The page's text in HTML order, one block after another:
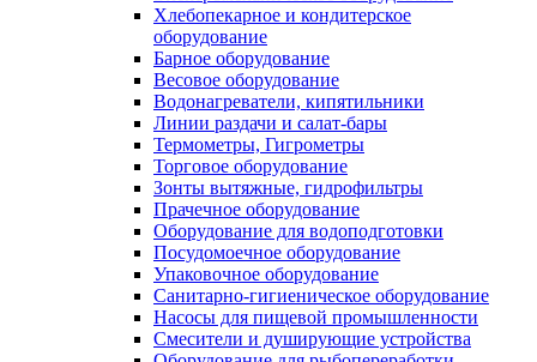
Хлебопекарное и кондитерское
оборудование
Барное оборудование
Весовое оборудование
Водонагреватели, кипятильники
Линии раздачи и салат-бары
Термометры, Гигрометры
Торговое оборудование
Зонты вытяжные, гидрофильтры
Прачечное оборудование
Оборудование для водоподготовки
Посудомоечное оборудование
Упаковочное оборудование
Санитарно-гигиеническое оборудование
Насосы для пищевой промышленности
Смесители и душирующие устройства